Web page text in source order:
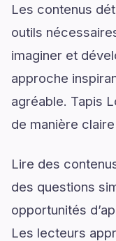
Les contenus
outils
imaginer et
approche
agréable. Tapis
de manière
Lire des
des questions
opportunités
Les lecteurs